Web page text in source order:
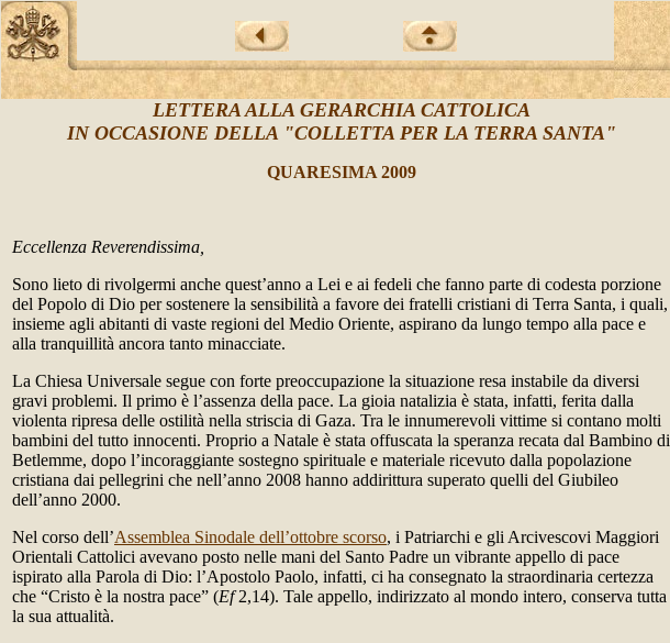
LETTERA ALLA GERARCHIA CATTOLICA
IN OCCASIONE DELLA "COLLETTA PER LA TERRA SANTA"
QUARESIMA 2009
Eccellenza Reverendissima,
Sono lieto di rivolgermi anche quest’anno a Lei e ai fedeli che fanno parte di codesta porzione
del Popolo di Dio per sostenere la sensibilità a favore dei fratelli cristiani di Terra Santa, i quali,
insieme agli abitanti di vaste regioni del Medio Oriente, aspirano da lungo tempo alla pace e
alla tranquillità ancora tanto minacciate.
La Chiesa Universale segue con forte preoccupazione la situazione resa instabile da diversi
gravi problemi. Il primo è l’assenza della pace. La gioia natalizia è stata, infatti, ferita dalla
violenta ripresa delle ostilità nella striscia di Gaza. Tra le innumerevoli vittime si contano molti
bambini del tutto innocenti. Proprio a Natale è stata offuscata la speranza recata dal Bambino di
Betlemme, dopo l’incoraggiante sostegno spirituale e materiale ricevuto dalla popolazione
cristiana dai pellegrini che nell’anno 2008 hanno addirittura superato quelli del Giubileo
dell’anno 2000.
Nel corso dell’Assemblea Sinodale dell’ottobre scorso, i Patriarchi e gli Arcivescovi Maggiori
Orientali Cattolici avevano posto nelle mani del Santo Padre un vibrante appello di pace
ispirato alla Parola di Dio: l’Apostolo Paolo, infatti, ci ha consegnato la straordinaria certezza
che “Cristo è la nostra pace” (Ef2,14). Tale appello, indirizzato al mondo intero, conserva tutta
la sua attualità.